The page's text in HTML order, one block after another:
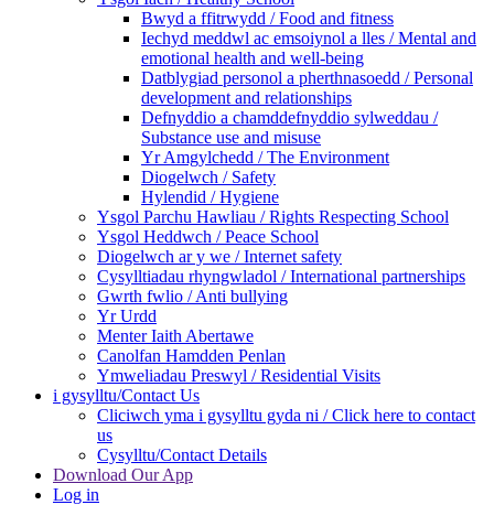
Bwyd a ffitrwydd / Food and fitness
Iechyd meddwl ac emsoiynol a lles / Mental and
emotional health and well-being
Datblygiad personol a pherthnasoedd / Personal
development and relationships
Defnyddio a chamddefnyddio sylweddau /
Substance use and misuse
Yr Amgylchedd / The Environment
Diogelwch / Safety
Hylendid / Hygiene
Ysgol Parchu Hawliau / Rights Respecting School
Ysgol Heddwch / Peace School
Diogelwch ar y we / Internet safety
Cysylltiadau rhyngwladol / International partnerships
Gwrth fwlio / Anti bullying
Yr Urdd
Menter Iaith Abertawe
Canolfan Hamdden Penlan
Ymweliadau Preswyl / Residential Visits
i gysylltu/Contact Us
Cliciwch yma i gysylltu gyda ni / Click here to contact
us
Cysylltu/Contact Details
Download Our App
Log in